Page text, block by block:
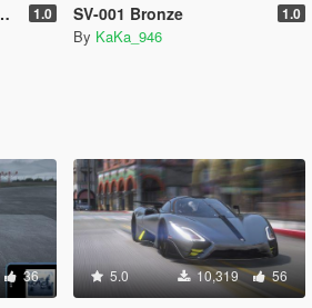
1.0 SV-001 Bronze 1.0
By KaKa_946
36 5.0 10,319 56